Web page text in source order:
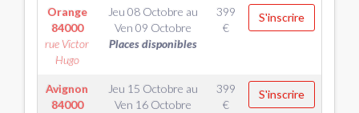
Orange
84000
rue Victor
Hugo
Jeu 08 Octobre au
Ven 09 Octobre
Places disponibles
399
€
S'inscrire
Avignon
84000
Jeu 15 Octobre au
Ven 16 Octobre
399
€
S'inscrire